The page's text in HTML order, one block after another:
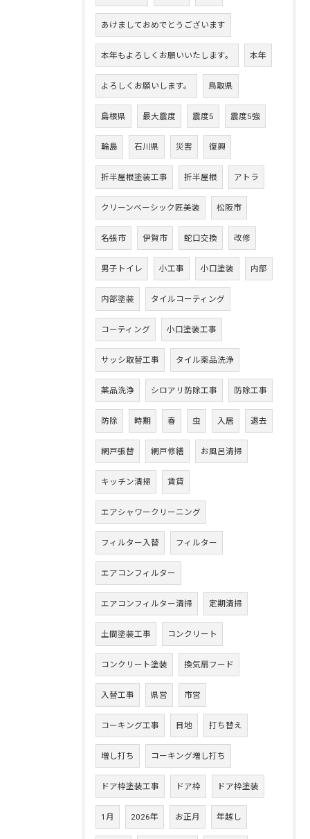
あけましておめでとうございます
本年もよろしくお願いいたします。 本年
よろしくお願いします。 鳥取県
島根県 最大震度 震度5 震度5強
輪島 石川県 災害 復興
折半屋根塗装工事 折半屋根 アトラ
クリーンベーシック匠美装 松阪市
名張市 伊賀市 蛇口交換 改修
男子トイレ 小工事 小口塗装 内部
内部塗装 タイルコーティング
コーティング 小口塗装工事
サッシ取替工事 タイル薬品洗浄
薬品洗浄 シロアリ防除工事 防除工事
防除 時期 春 虫 入居 退去
網戸張替 網戸修繕 お風呂清掃
キッチン清掃 賃貸
エアシャワークリーニング
フィルター入替 フィルター
エアコンフィルター
エアコンフィルター清掃 定期清掃
土間塗装工事 コンクリート
コンクリート塗装 換気扇フード
入替工事 県営 市営
コーキング工事 目地 打ち替え
増し打ち コーキング増し打ち
ドア枠塗装工事 ドア枠 ドア枠塗装
1月 2026年 お正月 年越し